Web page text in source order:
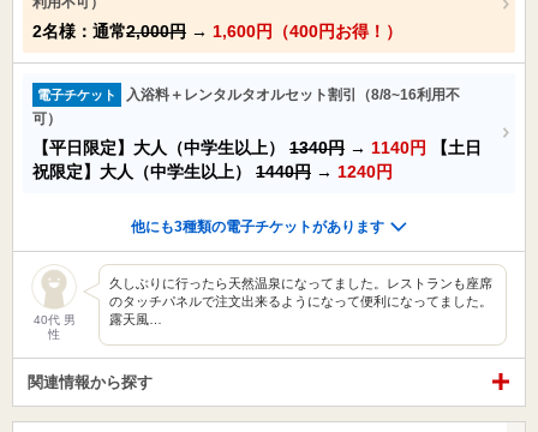
2名様：通常2,000円 → 1,600円（400円お得！）
電子チケット
入浴料＋レンタルタオルセット割引（8/8~16利用不
可）
【平日限定】大人（中学生以上） 1340円 → 1140円
【土日
祝限定】大人（中学生以上） 1440円 → 1240円
他にも3種類の電子チケットがあります
40代 男
性
久しぶりに行ったら天然温泉になってました。レストランも座席
のタッチパネルで注文出来るようになって便利になってました。
露天風…
関連情報から探す